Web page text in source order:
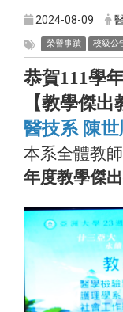
2024-08-09
榮譽事蹟 校級公
恭賀111學
【教學傑出
醫技系 陳
本系全體教
年度教學傑